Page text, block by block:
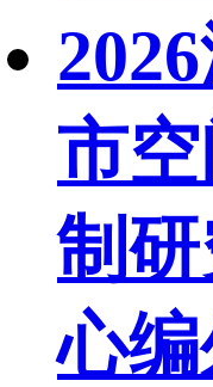
市
制
心